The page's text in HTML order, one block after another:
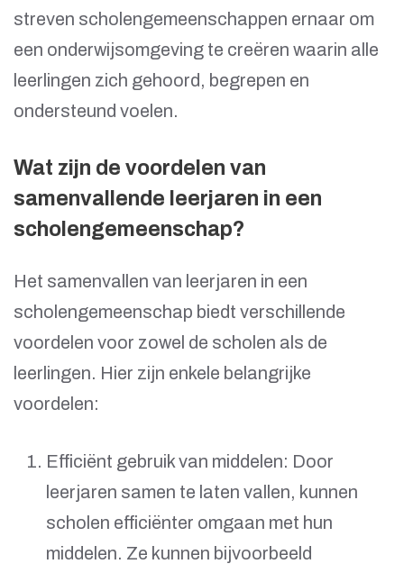
streven scholengemeenschappen ernaar om
een onderwijsomgeving te creëren waarin alle
leerlingen zich gehoord, begrepen en
ondersteund voelen.
Wat zijn de voordelen van
samenvallende leerjaren in een
scholengemeenschap?
Het samenvallen van leerjaren in een
scholengemeenschap biedt verschillende
voordelen voor zowel de scholen als de
leerlingen. Hier zijn enkele belangrijke
voordelen:
Efficiënt gebruik van middelen: Door
leerjaren samen te laten vallen, kunnen
scholen efficiënter omgaan met hun
middelen. Ze kunnen bijvoorbeeld